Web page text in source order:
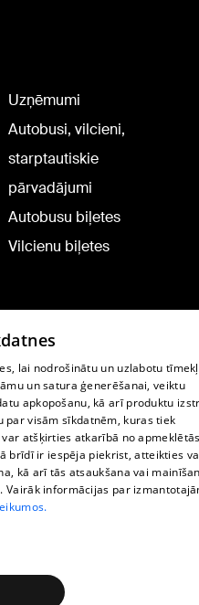
Uzņēmumi
Autobusi, vilcieni,
starptautiskie
pārvadājumi
Autobusu biļetes
Vilcienu biļetes
-
lai nodrošinātu un uzlabotu
un satura ģenerēšanai, veiktu
apkopošanu, kā arī produktu
par visām sīkdatnēm, kuras tiek
atšķirties atkarībā no
brīdī ir iespēja piekrist, atteikties
kā arī tās atsaukšana vai
Vairāk informācijas par